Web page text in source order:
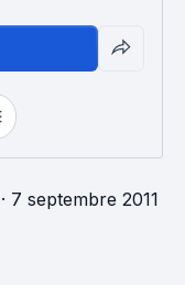
· 7 septembre 2011